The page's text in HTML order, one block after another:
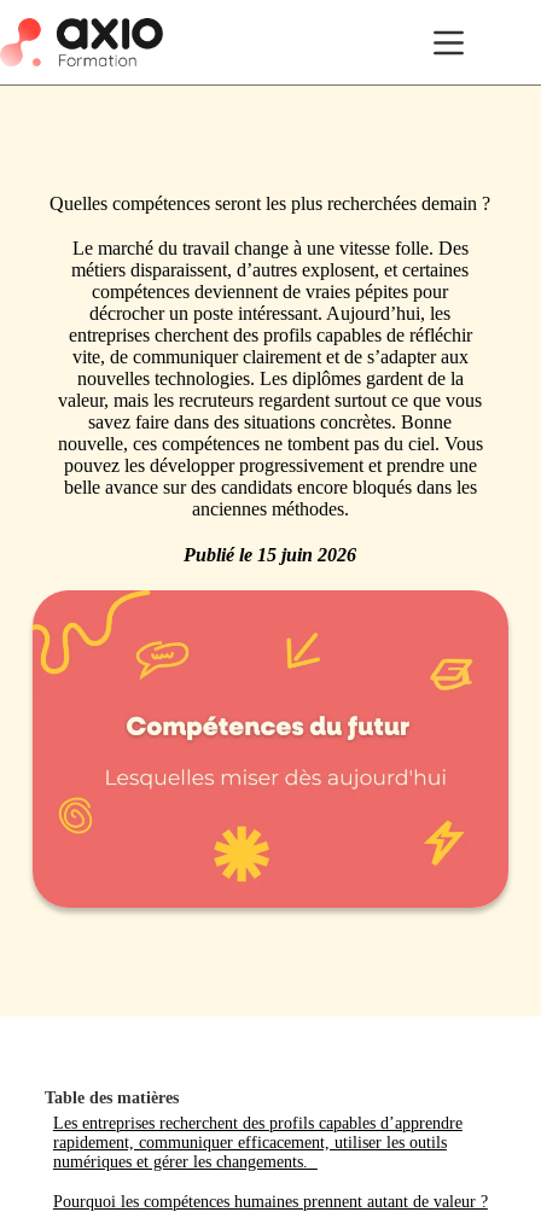
Quelles compétences seront les plus recherchées demain ?
Le marché du travail change à une vitesse folle. Des
métiers disparaissent, d’autres explosent, et certaines
compétences deviennent de vraies pépites pour
décrocher un poste intéressant. Aujourd’hui, les
entreprises cherchent des profils capables de réfléchir
vite, de communiquer clairement et de s’adapter aux
nouvelles technologies. Les diplômes gardent de la
valeur, mais les recruteurs regardent surtout ce que vous
savez faire dans des situations concrètes. Bonne
nouvelle, ces compétences ne tombent pas du ciel. Vous
pouvez les développer progressivement et prendre une
belle avance sur des candidats encore bloqués dans les
anciennes méthodes.
Publié le 15 juin 2026
Table des matières
Les entreprises recherchent des profils capables d’apprendre
rapidement, communiquer efficacement, utiliser les outils
numériques et gérer les changements.
Pourquoi les compétences humaines prennent autant de valeur ?